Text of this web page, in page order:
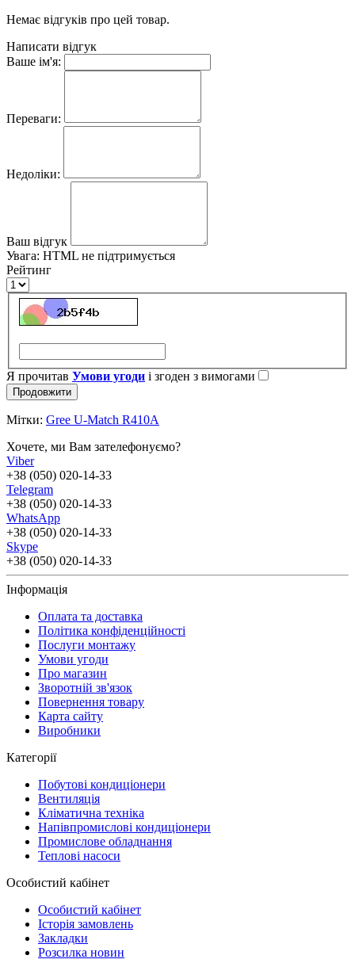
Немає відгуків про цей товар.
Написати відгук
Ваше ім'я:
Переваги:
Недоліки:
Ваш відгук
Увага: HTML не підтримується
Рейтинг
Я прочитав Умови угоди і згоден з вимогами
Продовжити
Мітки: Gree U-Match R410A
Хочете, ми Вам зателефонуємо?
Viber
+38 (050) 020-14-33
Telegram
+38 (050) 020-14-33
WhatsApp
+38 (050) 020-14-33
Skype
+38 (050) 020-14-33
Інформація
Оплата та доставка
Політика конфіденційності
Послуги монтажу
Умови угоди
Про магазин
Зворотній зв'язок
Повернення товару
Карта сайту
Виробники
Категорії
Побутові кондиціонери
Вентиляція
Кліматична техніка
Напівпромислові кондиціонери
Промислове обладнання
Теплові насоси
Особистий кабінет
Особистий кабінет
Історія замовлень
Закладки
Розсилка новин